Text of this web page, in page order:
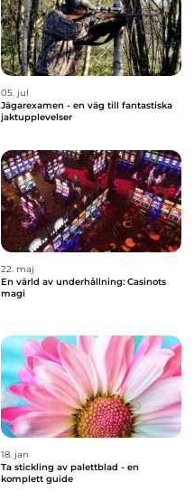
05. jul
Jägarexamen - en väg till fantastiska
jaktupplevelser
22. maj
En värld av underhållning: Casinots
magi
18. jan
Ta stickling av palettblad - en
komplett guide